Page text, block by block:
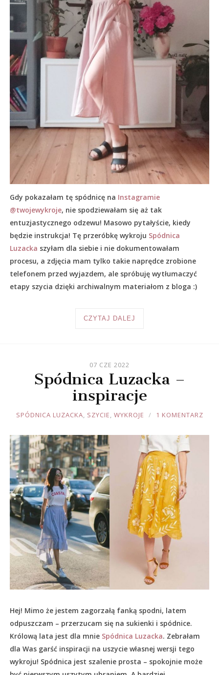
Gdy pokazałam tę spódnicę na Instagramie
@twojewykroje, nie spodziewałam się aż tak
entuzjastycznego odzewu! Masowo pytałyście, kiedy
będzie instrukcja! Tę przeróbkę wykroju Spódnica
Luzacka szyłam dla siebie i nie dokumentowałam
procesu, a zdjęcia mam tylko takie naprędce zrobione
telefonem przed wyjazdem, ale spróbuję wytłumaczyć
etapy szycia dzięki archiwalnym materiałom z bloga :)
CZYTAJ DALEJ
07 CZE 2022
Spódnica Luzacka –
inspiracje
JOULE
SPÓDNICA LUZACKA, SZYCIE, WYKROJE 1 KOMENTARZ
Hej! Mimo że jestem zagorzałą fanką spodni, latem
odpuszczam – przerzucam się na sukienki i spódnice.
Królową lata jest dla mnie Spódnica Luzacka. Zebrałam
dla Was garść inspiracji na uszycie własnej wersji tego
wykroju! Spódnica jest szalenie prosta – spokojnie może